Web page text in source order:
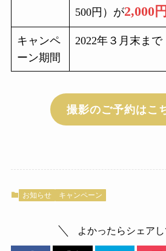
500円）が2,000
キャンペ
ーン期間
2022年３月末まで
撮影のご予約はこ
お知らせ キャンペーン
よかったらシェアし